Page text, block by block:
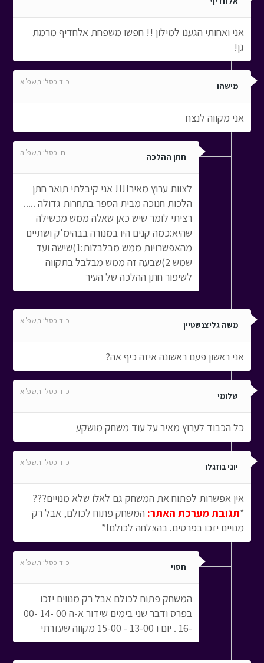
אני ואחותי הגענו למילון !! חפשו משפחת אלחדיף מרמת
גן!
מישהו כ"ד כסלו תשפ"א
אני מקווה לנצח
חתן ההלכה ח' כסלו תשפ"ה
לצוות ערוץ מאיר!!!! אני קיבלתי תואר חתן
הלכות חנוכה מבית הספר בתחרות גדולה .....
רציתי לומר שיש כאן שאלה ממש מכשילה
שהיא:כמה קנים היו במנורה בבהימ'ק ושתיים
מהאפשרויות ממש מבלבלות:1)שישה ועד
שמש 2)שבעה זה ממש מבלבל בתקווה
לשיפור חתן ההלכה של העיר
משה גליצנשטיין כ"ד כסלו תשפ"א
אני ראשון פעם ראשונה איזה כיף אה?
שלומי כ"ד כסלו תשפ"א
כל הכבוד לערוץ מאיר על עוד משחק מושקע
יוני בוזגלו כ"ד כסלו תשפ"א
אין אפשרות לפתוח את המשחק גם לאלו שלא מנויים???
*תגובת מערכת האתר: המשחק פתוח לכולם, אבל רק
מנויים יזכו בפרסים. בהצלחה לכולם!*
חסוי כ"ד כסלו תשפ"א
המשחק פתוח לכולם אבל רק מנווים יזכו
בפרס ודבר שני בימים שידור א-ה 00 -14 -00
-16 . יום ו 13-00 - 15-00 מקווה שעזרתי